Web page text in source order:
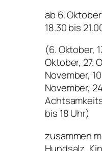
ab 6.
18.30 bis
(6. Oktober,
Oktober, 27.
November,
November,
bis 18 Uhr)
zusammen
Hundsalz,